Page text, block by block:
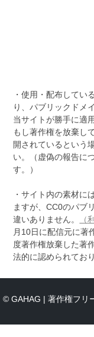
・使用・配布してい
り、パブリックドメ
当サイトが勝手に適
もし著作権を放棄し
開されているという
い。（虚偽の報告に
す。）
・サイト内の素材に
ますが、CC0のパブ
違いありません。
（
月10日に配信元に著
度著作権放棄した著
法的に認められてお
© GAHAG | 著作権フリ